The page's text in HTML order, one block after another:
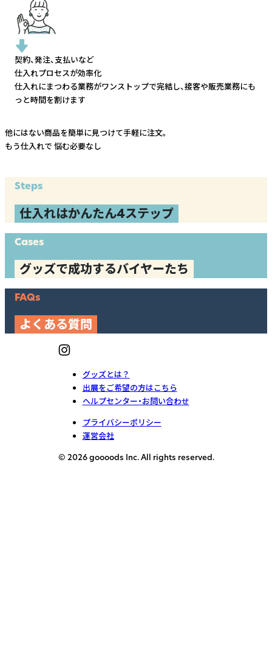
契約、発注、支払いなど
仕入れプロセスが効率化
仕入れにまつわる業務がワンストップで完結し、接客や販売業務にも
っと時間を割けます
他にはない商品を簡単に見つけて手軽に注文。
もう仕入れで 悩む必要なし
Steps
仕入れはかんたん4ステップ
Cases
グッズで成功するバイヤーたち
FAQs
よくある質問
グッズとは？
出展をご希望の方はこちら
ヘルプセンター・お問い合わせ
プライバシーポリシー
運営会社
© 2026 goooods Inc. All rights reserved.